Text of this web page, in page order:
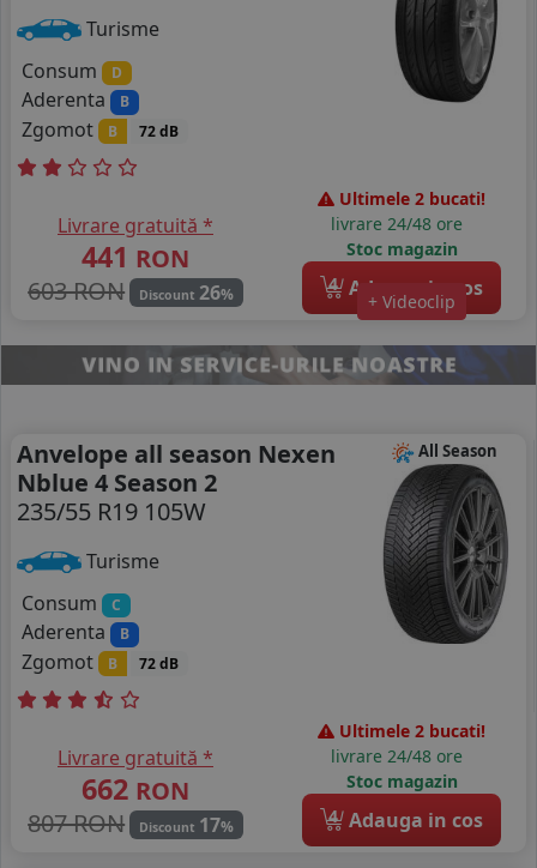
+ Videoclip
Turisme
Consum
D
Aderenta B
Zgomot B 72 dB
Livrare gratuită *
441 RON
603 RON
Discount 26%
Ultimele 2 bucati!
livrare 24/48 ore
Stoc magazin
4 Adauga in cos
All Season
Anvelope all season Nexen
Nblue 4 Season 2
235/55 R19 105W
Turisme
Consum
C
Aderenta B
Zgomot B 72 dB
Livrare gratuită *
662 RON
807 RON
Discount 17%
Ultimele 2 bucati!
livrare 24/48 ore
Stoc magazin
4 Adauga in cos